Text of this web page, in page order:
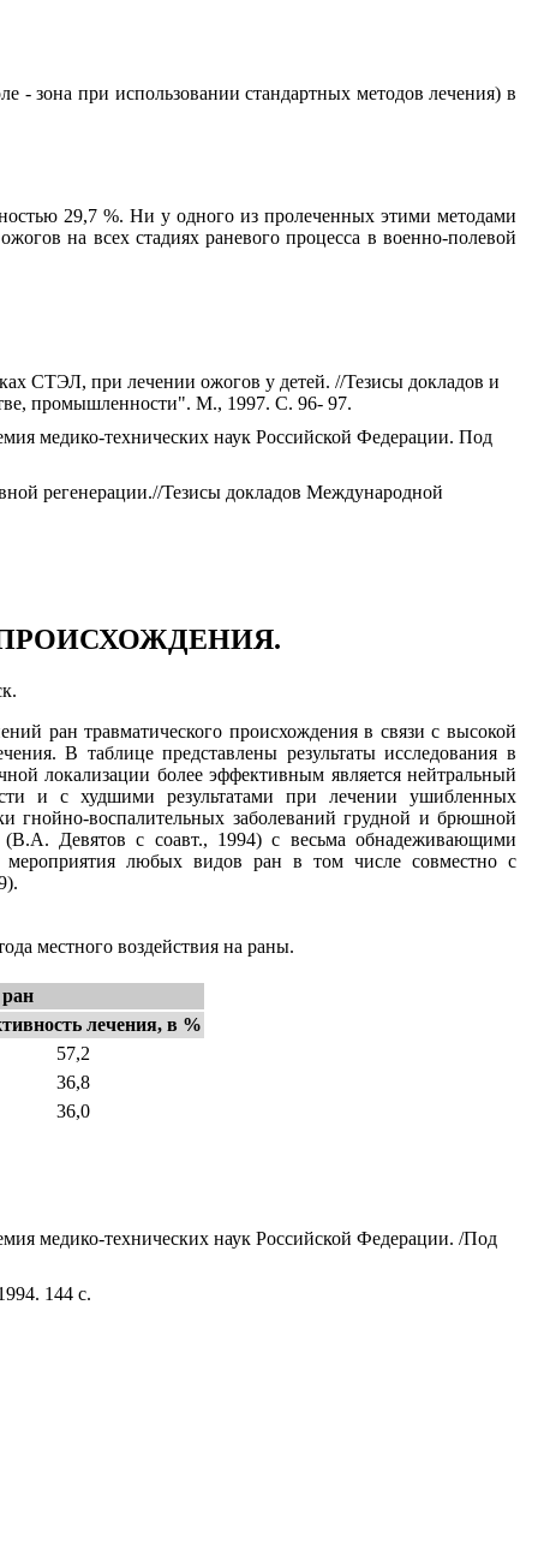
- зона при использовании стандартных методов лечения) в
29,7 %. Ни у одного из пролеченных этими методами
на всех стадиях раневого процесса в военно-полевой
СТЭЛ, при лечении ожогов у детей. //Тезисы докладов и
промышленности". М., 1997. С. 96- 97.
медико-технических наук Российской Федерации. Под
регенерации.//Тезисы докладов Международной
ран травматического происхождения в связи с высокой
В таблице представлены результаты исследования в
локализации более эффективным является нейтральный
и с худшими результатами при лечении ушибленных
гнойно-воспалительных заболеваний грудной и брюшной
Девятов с соавт., 1994) с весьма обнадеживающими
мероприятия любых видов ран в том числе совместно с
местного воздействия на раны.
лечения, в %
57,2
36,8
36,0
медико-технических наук Российской Федерации. /Под
144 с.